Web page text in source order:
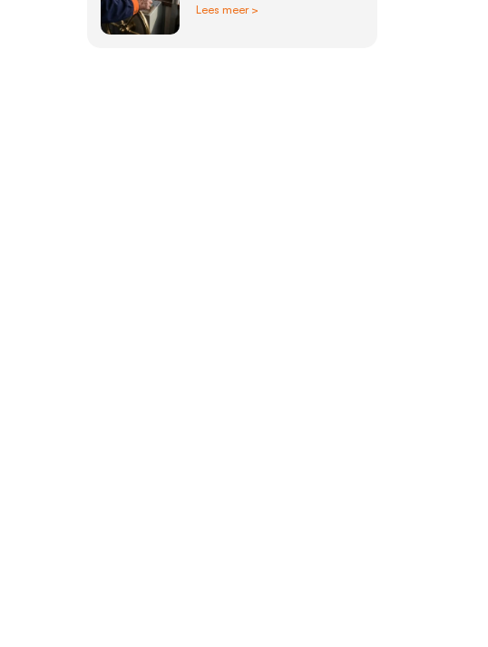
Lees meer >